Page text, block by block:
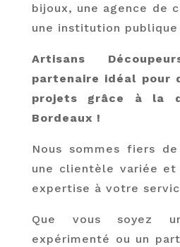
bijoux, une agence de
une institution publique
Artisans
partenaire idéal pour
projets grâce à la
Bordeaux !
Nous sommes fiers
une clientèle variée
expertise à votre
Que vous soyez
expérimenté ou un